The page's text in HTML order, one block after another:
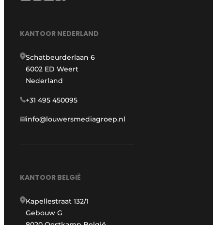
KANTOOR NEDERLAND
Schatbeurderlaan 6
6002 ED Weert
Nederland
+31 495 450095
info@louwersmediagroep.nl
KANTOOR BELGIË
Kapellestraat 132/1
Gebouw G